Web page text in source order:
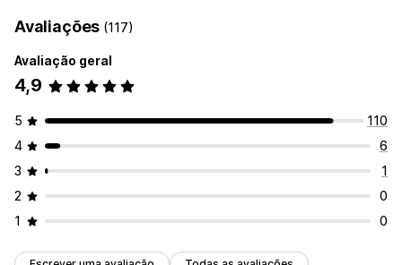
Avaliações (117)
Avaliação geral
4,9
5
110
4
6
3
1
2
0
1
0